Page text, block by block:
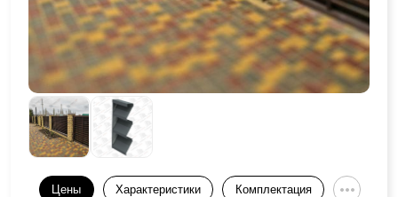
Цены Характеристики Комплектация